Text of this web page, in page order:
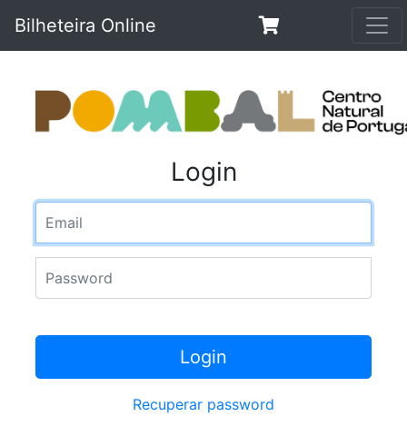
Bilheteira Online
Login
Login
Recuperar password